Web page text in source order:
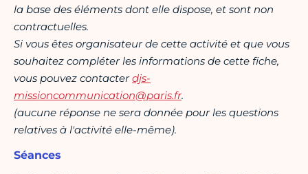
la base des éléments dont elle dispose, et sont non
contractuelles.
Si vous êtes organisateur de cette activité et que vous
souhaitez compléter les informations de cette fiche,
vous pouvez contacterdjs-
missioncommunication@paris.fr.
(aucune réponse ne sera donnée pour les questions
relatives à l'activité elle-même).
Séances